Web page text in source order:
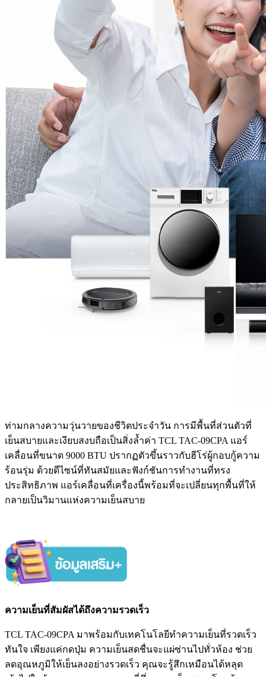
ท่ามกลางความวุ่นวายของชีวิตประจำวัน การมีพื้นที่ส่วนตัวที่
เย็นสบายและเงียบสงบถือเป็นสิ่งล้ำค่า TCL TAC-09CPA แอร์
เคลื่อนที่ขนาด 9000 BTU ปรากฏตัวขึ้นราวกับฮีโร่ผู้กอบกู้ความ
ร้อนรุ่ม ด้วยดีไซน์ที่ทันสมัยและฟังก์ชันการทำงานที่ทรง
ประสิทธิภาพ แอร์เคลื่อนที่เครื่องนี้พร้อมที่จะเปลี่ยนทุกพื้นที่ให้
กลายเป็นวิมานแห่งความเย็นสบาย
ความเย็นที่สัมผัสได้ถึงความรวดเร็ว
TCL TAC-09CPA มาพร้อมกับเทคโนโลยีทำความเย็นที่รวดเร็ว
ทันใจ เพียงแค่กดปุ่ม ความเย็นสดชื่นจะแผ่ซ่านไปทั่วห้อง ช่วย
ลดอุณหภูมิให้เย็นลงอย่างรวดเร็ว คุณจะรู้สึกเหมือนได้หลุด